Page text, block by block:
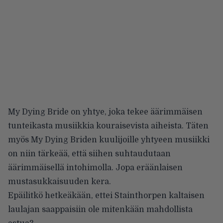
My Dying Bride on yhtye, joka tekee äärimmäisen
tunteikasta musiikkia kouraisevista aiheista. Täten
myös My Dying Briden kuulijoille yhtyeen musiikki
on niin tärkeää, että siihen suhtaudutaan
äärimmäisellä intohimolla. Jopa eräänlaisen
mustasukkaisuuden kera.
Epäilitkö hetkeäkään, ettei Stainthorpen kaltaisen
laulajan saappaisiin ole mitenkään mahdollista